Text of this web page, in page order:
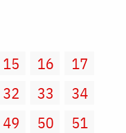
15 16
17
32 33
34
49 50
51